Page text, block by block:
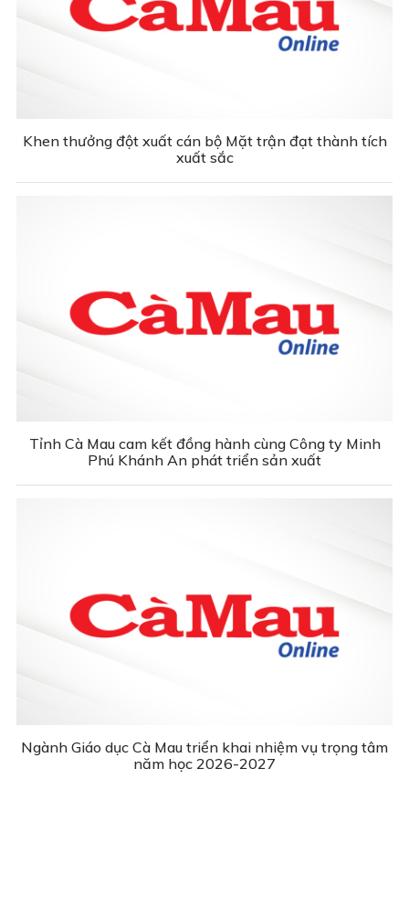
Khen thưởng đột xuất cán bộ Mặt trận đạt thành tích
xuất sắc
Tỉnh Cà Mau cam kết đồng hành cùng Công ty Minh
Phú Khánh An phát triển sản xuất
Ngành Giáo dục Cà Mau triển khai nhiệm vụ trọng tâm
năm học 2026-2027